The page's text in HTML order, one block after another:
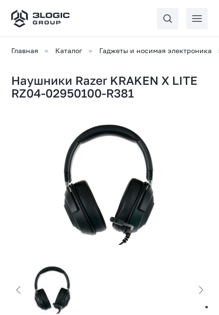
Главная Каталог Гаджеты и носимая электроника
Наушники Razer KRAKEN X LITE
RZ04-02950100-R381